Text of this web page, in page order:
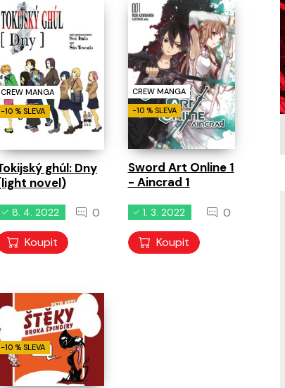
0 0 11. 8. 2026
CREW MANGA
-10 % SLEVA
ghúl: Dny
novel)
8. 4. 2022
0
Koupit
CREW MANGA
-10 % SLEVA
Sword Art Online 1
- Aincrad 1
1. 3. 2022
0
Koupit
-10 % SLEVA